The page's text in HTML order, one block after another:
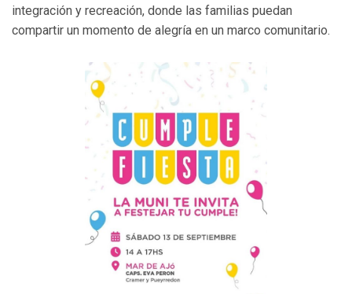
integración y recreación, donde las familias puedan
compartir un momento de alegría en un marco comunitario.